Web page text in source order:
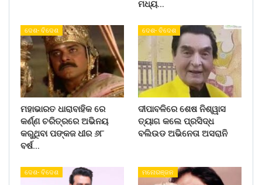
ମଧ୍ୟ…
ଦେଶ- ବିଦେଶ
ମହାଭାରତ ଧାରାବାହିକ ରେ
କର୍ଣ୍ଣ ଚରିତ୍ରରେ ଅଭିନୟ
କରୁଥିବା ପଙ୍କଜ ଧୀର ୬୮
ବର୍ଷ…
ଦେଶ- ବିଦେଶ
ଦୀପାବଳିରେ ଶେଷ ନିଶ୍ୱାସ
ତ୍ୟାଗ କଲେ ପ୍ରସିଦ୍ଧ
ବଲିଉଡ ଅଭିନେତା ଅସରାନି
ଦେଶ- ବିଦେଶ ମନୋରଞ୍ଜନ